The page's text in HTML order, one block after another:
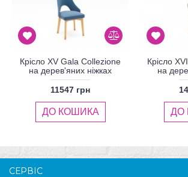
Крісло XV Gala Collezione
на дерев'яних ніжках
11547 грн
ДО КОШИКА
Крісло
на
ДО
СЕРВІС